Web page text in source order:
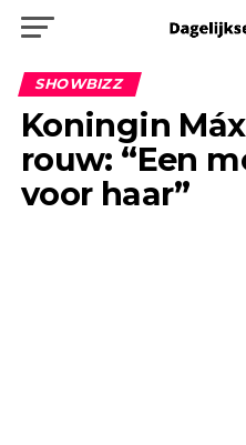
SHOWBIZZ
Koningin
rouw: “Een
voor haar”